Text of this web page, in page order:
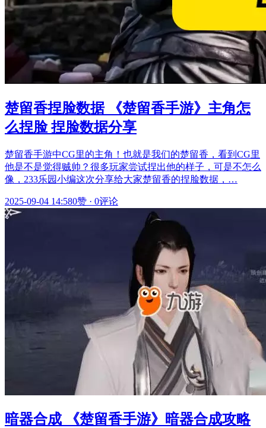
楚留香捏脸数据 《楚留香手游》主角怎
么捏脸 捏脸数据分享
楚留香手游中CG里的主角！也就是我们的楚留香，看到CG里
他是不是觉得贼帅？很多玩家尝试捏出他的样子，可是不怎么
像，233乐园小编这次分享给大家楚留香的捏脸数据，…
2025-09-04 14:580赞 · 0评论
暗器合成 《楚留香手游》暗器合成攻略